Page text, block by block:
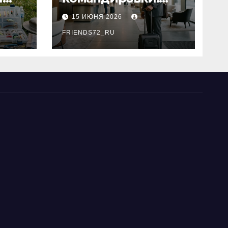
основные
критерии выбора
15 ИЮНЯ 2026
FRIENDS72_RU